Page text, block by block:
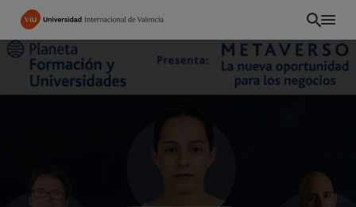
Pasar
contenido
principal